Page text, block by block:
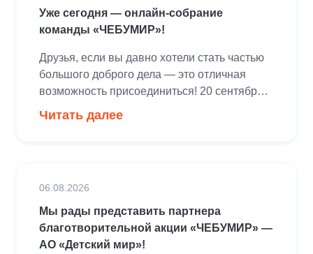
Уже сегодня — онлайн-собрание
команды «ЧЕБУМИР»!
Друзья, если вы давно хотели стать частью
большого доброго дела — это отличная
возможность присоединиться! 20 сентября
профориентационную акцию «ЧЕБУМИР»
волонтерами проекта! Вместе мы поможем
ребятам познакомиться с разными
профессиями, приобрести новые навыки,
принять участие в концерте, […]
Читать далее
Мы рады представить партнера
благотворительной акции «ЧЕБУМИР» —
АО «Детский мир»!
06.08.2026